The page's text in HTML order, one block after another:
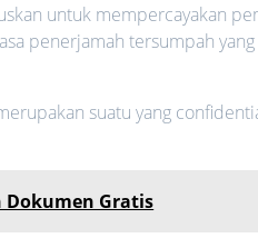
untuk mempercayakan
penerjamah tersumpah
suatu yang
Dokumen Gratis